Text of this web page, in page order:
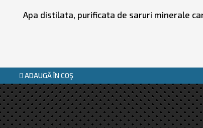
Apa distilata, purificata de saruri minerale
ADAUGĂ ÎN COŞ